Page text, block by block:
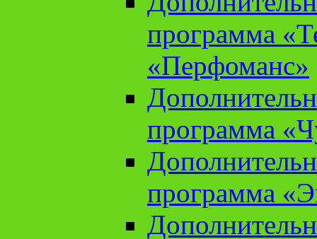
программа
«Перфоманс»
программа
программа